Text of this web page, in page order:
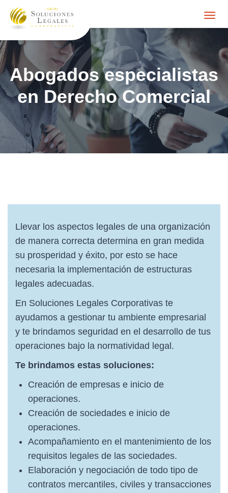
Abogados especialistas
en Derecho Comercial
Llevar los aspectos legales de una organización
de manera correcta determina en gran medida
su prosperidad y éxito, por esto se hace
necesaria la implementación de estructuras
legales adecuadas.
En Soluciones Legales Corporativas te
ayudamos a gestionar tu ambiente empresarial
y te brindamos seguridad en el desarrollo de tus
operaciones bajo la normatividad legal.
Te brindamos estas soluciones:
Creación de empresas e inicio de
operaciones.
Creación de sociedades e inicio de
operaciones.
Acompañamiento en el mantenimiento de los
requisitos legales de las sociedades.
Elaboración y negociación de todo tipo de
contratos mercantiles, civiles y transacciones